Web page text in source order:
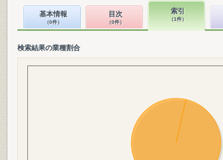
基本情報
（0件）
目次
（0件）
索引
（1件）
検索結果の業種割合